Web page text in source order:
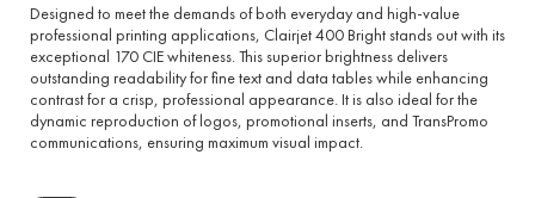
Designed to meet the demands of both everyday and high-value
professional printing applications, Clairjet 400 Bright stands out with its
exceptional 170 CIE whiteness. This superior brightness delivers
outstanding readability for fine text and data tables while enhancing
contrast for a crisp, professional appearance. It is also ideal for the
dynamic reproduction of logos, promotional inserts, and TransPromo
communications, ensuring maximum visual impact.